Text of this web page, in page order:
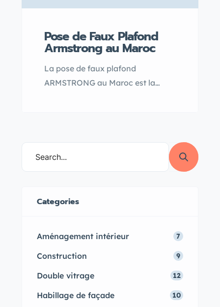
Pose de Faux Plafond
Armstrong au Maroc
La pose de faux plafond
ARMSTRONG au Maroc est la
installer et personnalisable, ce
optimal toute l’année.
Categories
Aménagement intérieur 7
Construction 9
Double vitrage 12
Habillage de façade 10